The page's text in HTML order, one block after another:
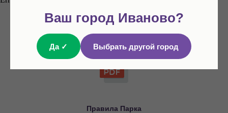
Ваш город Иваново?
Да ✓ Выбрать другой город
Правила Парка